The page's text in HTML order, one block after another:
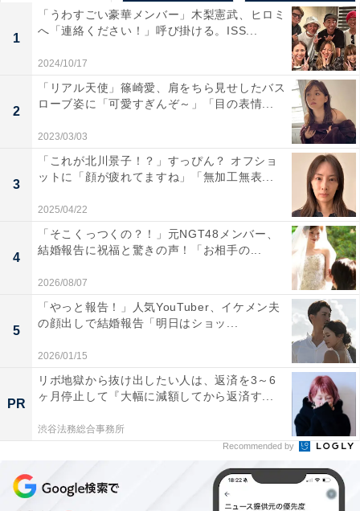
1
「うわすごい豪華メンバー」木梨憲武、ヒロミ
へ「連絡ください！」呼び掛ける。ISS...
2024/10/17
2
「リアル天使」篠崎愛、肩をちら見せしたバス
ローブ姿に「可愛すぎんぞ～」「目の表情...
2023/03/03
3
「これが北川景子！？」すっぴん？ オフショ
ットに「顔が疲れてますね」「無加工無表...
2025/04/22
4
「そこくっつくの？！」元NGT48メンバー、
結婚報告に祝福と驚きの声！「お相手の...
2026/08/07
5
「やっと報告！」人気YouTuber、イケメン夫
の顔出しで結婚報告「明日はショッ...
2026/01/15
PR
リボ地獄から抜け出したい人は、返済を3～6
ヶ月停止して『大幅に減額してから返済す...
渋谷法務総合事務所
Recommended by